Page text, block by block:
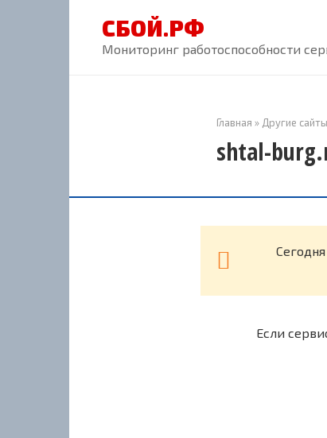
СБОЙ.РФ
Мониторинг работоспособности
Главная » Другие сайты
shtal-
Если